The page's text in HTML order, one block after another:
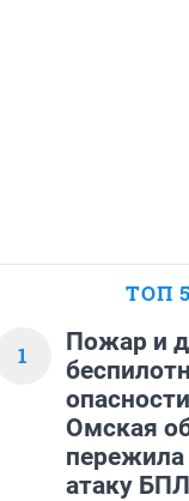
ТОП 5
1
Пожар и
Омская
атаку